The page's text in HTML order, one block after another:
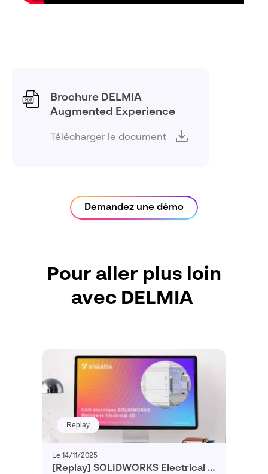
Brochure DELMIA
Augmented Experience
Télécharger le document
Demandez une démo
Pour aller plus loin
avec DELMIA
Replay
Le 14/11/2025
[Replay] SOLIDWORKS Electrical :